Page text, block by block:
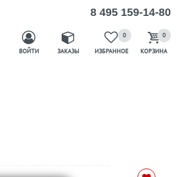
8 495 159-14-80
ВОЙТИ ЗАКАЗЫ ИЗБРАННОЕ
0
КОРЗИНА
0